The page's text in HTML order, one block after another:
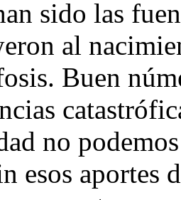
sido las
al
Buen
no
esos aportes